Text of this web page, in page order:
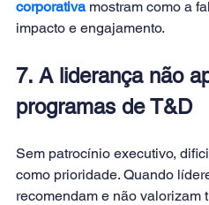
corporativa mostram como a
impacto e engajamento.
7. A liderança não
programas de T&D
Sem patrocínio executivo,
como prioridade. Quando
recomendam e não valorizam